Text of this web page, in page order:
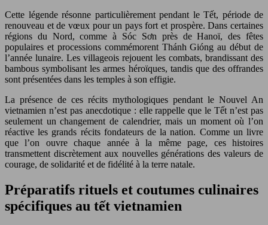
Cette légende résonne particulièrement pendant le Tết, période de
renouveau et de vœux pour un pays fort et prospère. Dans certaines
régions du Nord, comme à Sóc Sơn près de Hanoï, des fêtes
populaires et processions commémorent Thánh Gióng au début de
l’année lunaire. Les villageois rejouent les combats, brandissant des
bambous symbolisant les armes héroïques, tandis que des offrandes
sont présentées dans les temples à son effigie.
La présence de ces récits mythologiques pendant le Nouvel An
vietnamien n’est pas anecdotique : elle rappelle que le Tết n’est pas
seulement un changement de calendrier, mais un moment où l’on
réactive les grands récits fondateurs de la nation. Comme un livre
que l’on ouvre chaque année à la même page, ces histoires
transmettent discrètement aux nouvelles générations des valeurs de
courage, de solidarité et de fidélité à la terre natale.
Préparatifs rituels et coutumes culinaires
spécifiques au tết vietnamien